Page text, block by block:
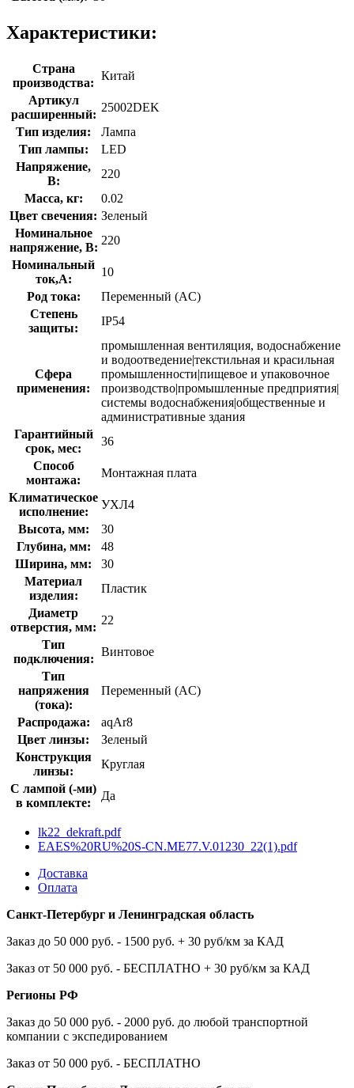
Характеристики:
Страна
производства:
Китай
Артикул
расширенный:
25002DEK
Тип изделия:
Лампа
Тип лампы:
LED
Напряжение,
В:
220
Масса, кг:
0.02
Цвет свечения: Зеленый
Номинальное
напряжение, В:
220
Номинальный
ток,А:
10
Род тока:
Переменный (AC)
Степень
защиты:
IP54
Сфера
применения:
промышленная вентиляция, водоснабжение
и водоотведение|текстильная и красильная
промышленности|пищевое и упаковочное
производство|промышленные предприятия|
системы водоснабжения|общественные и
административные здания
Гарантийный
срок, мес:
36
Способ
монтажа:
Монтажная плата
Климатическое
исполнение:
УХЛ4
Высота, мм:
30
Глубина, мм:
48
Ширина, мм:
30
Материал
изделия:
Пластик
Диаметр
отверстия, мм:
22
Тип
подключения:
Винтовое
Тип
напряжения
(тока):
Переменный (AC)
Распродажа:
aqAr8
Цвет линзы:
Зеленый
Конструкция
линзы:
Круглая
С лампой (-ми)
в комплекте:
Да
lk22_dekraft.pdf
EAES%20RU%20S-CN.ME77.V.01230_22(1).pdf
Доставка
Оплата
Санкт-Петербург и Ленинградская область
Заказ до 50 000 руб. - 1500 руб. + 30 руб/км за КАД
Заказ от 50 000 руб. - БЕСПЛАТНО + 30 руб/км за КАД
Регионы РФ
Заказ до 50 000 руб. - 2000 руб. до любой транспортной
компании с экспедированием
Заказ от 50 000 руб. - БЕСПЛАТНО